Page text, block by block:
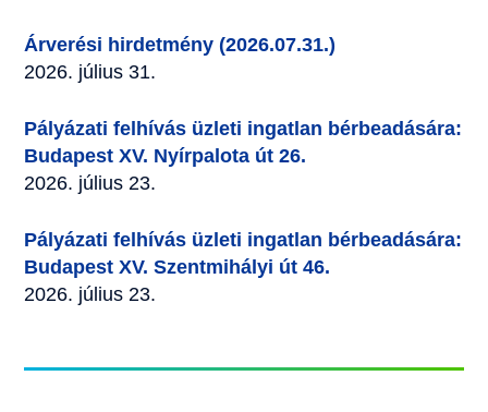
Árverési hirdetmény (2026.07.31.)
2026. július 31.
Pályázati felhívás üzleti ingatlan bérbeadására:
Budapest XV. Nyírpalota út 26.
2026. július 23.
Pályázati felhívás üzleti ingatlan bérbeadására:
Budapest XV. Szentmihályi út 46.
2026. július 23.